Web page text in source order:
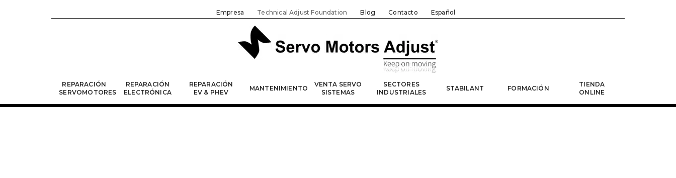
REPARACIÓN
SERVOMOTORES
REPARACIÓN
ELECTRÓNICA
REPARACIÓN
EV & PHEV
MANTENIMIENTO
VENTA SERVO
SISTEMAS
SECTORES
INDUSTRIALES
STABILANT FORMACIÓN
TIENDA
ONLINE
Empresa Technical Adjust Foundation Blog Contacto Español